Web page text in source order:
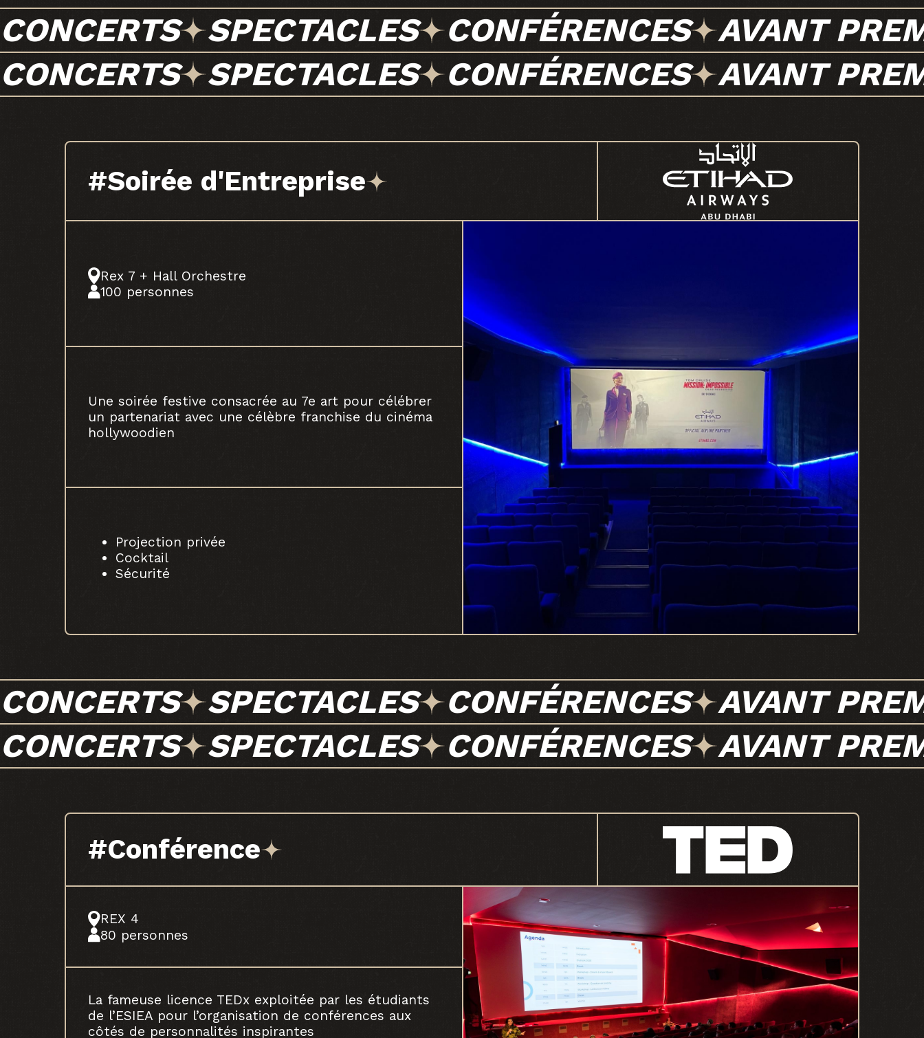
CONCERTS SPECTACLES CONFÉRENCES
AVANT
CONCERTS
SPECTACLES CONFÉRENCES AVANT
#Soirée d'Entreprise
Rex 7 + Hall Orchestre
100 personnes
Une soirée festive consacrée au 7e art pour célébrer
un partenariat avec une célèbre franchise du cinéma
hollywoodien
Projection privée
Cocktail
Sécurité
CONCERTS SPECTACLES CONFÉRENCES
AVANT
CONCERTS
SPECTACLES CONFÉRENCES AVANT
#Conférence
REX 4
80 personnes
La fameuse licence TEDx exploitée par les étudiants
de l’ESIEA pour l’organisation de conférences aux
côtés de personnalités inspirantes